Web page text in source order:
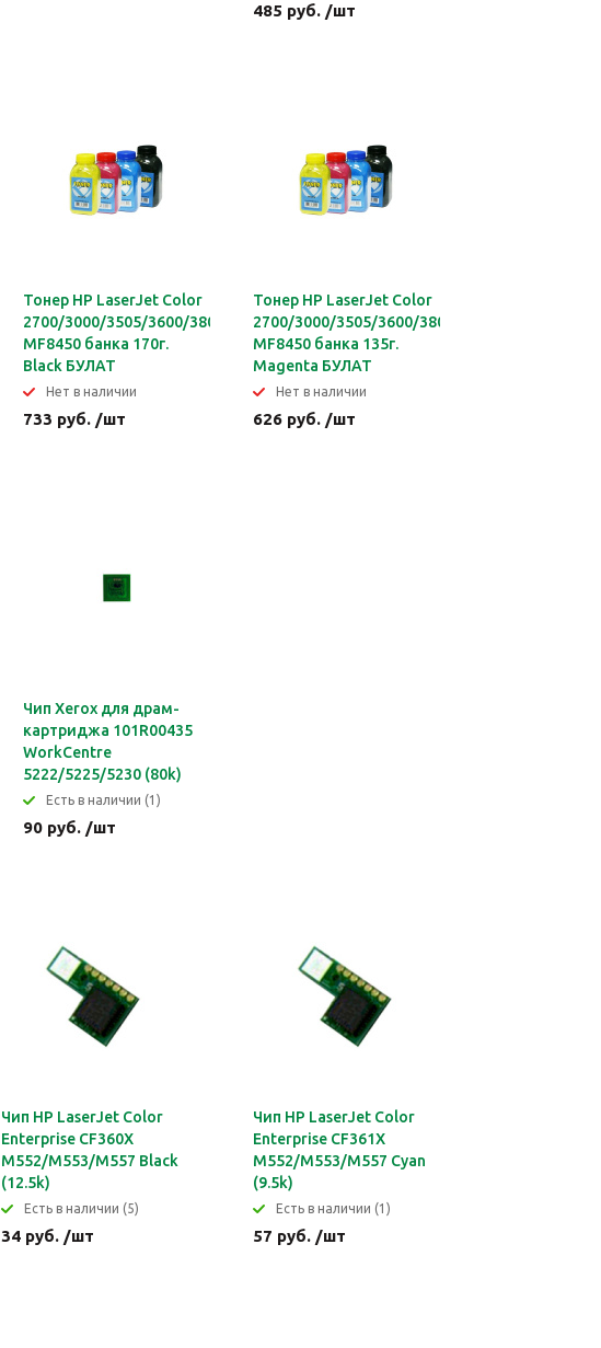
485 руб. /шт
Тонер HP LaserJet Color
2700/3000/3505/3600/3800/Canon
MF8450 банка 170г.
Black БУЛАТ
Нет в наличии
733 руб. /шт
Тонер HP LaserJet Color
2700/3000/3505/3600/3800/Canon
MF8450 банка 135г.
Magenta БУЛАТ
Нет в наличии
626 руб. /шт
Чип Xerox для драм-
картриджа 101R00435
WorkCentre
5222/5225/5230 (80k)
Eсть в наличии (1)
90 руб. /шт
Чип HP LaserJet Color
Enterprise CF360X
M552/M553/M557 Black
(12.5k)
Eсть в наличии (5)
34 руб. /шт
Чип HP LaserJet Color
Enterprise CF361X
M552/M553/M557 Cyan
(9.5k)
Eсть в наличии (1)
57 руб. /шт